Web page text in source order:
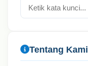
Tentang Kami